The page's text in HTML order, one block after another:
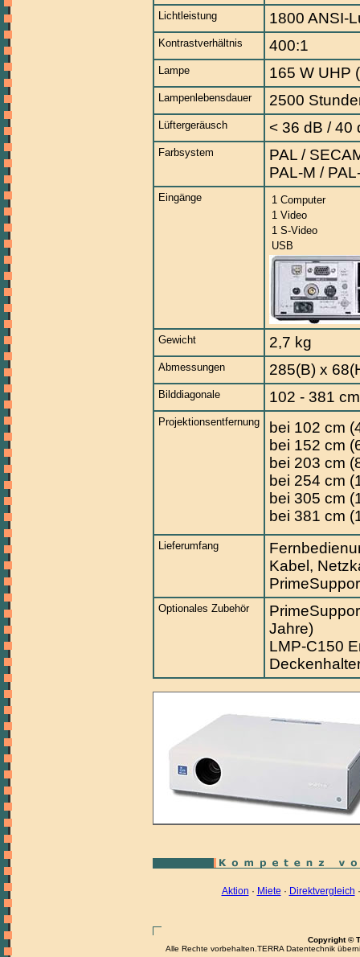
Lichtleistung 1800 ANSI-
Kontrastverhältnis 400:1
Lampe 165 W UHP
Lampenlebensdauer 2500
Lüftergeräusch < 36 dB / 40
Farbsystem
PAL /
PAL-M /
Eingänge
1 Computer
1 Video
1 S-Video
USB
Gewicht 2,7 kg
Abmessungen 285(B) x
Bilddiagonale 102 - 381
Projektionsentfernung
bei 102 cm
bei 152 cm
bei 203 cm
bei 254 cm
bei 305 cm
bei 381 cm
Lieferumfang
Kabel,
Optionales Zubehör
Jahre)
LMP-C150
Aktion · Miete · Direktvergleich
Copyright ©
Alle Rechte vorbehalten.TERRA Datentechnik